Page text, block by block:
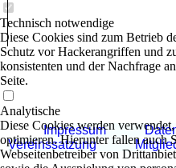
Impressum
Vereinssatzung
Technisch notwendige
Diese Cookies sind zum Betrieb
Schutz vor Hackerangriffen und
konsistenten und der Nachfrage
Seite.
Analytische
Diese Cookies werden
optimieren. Hierunter fallen auch
Webseitenbetreiber von